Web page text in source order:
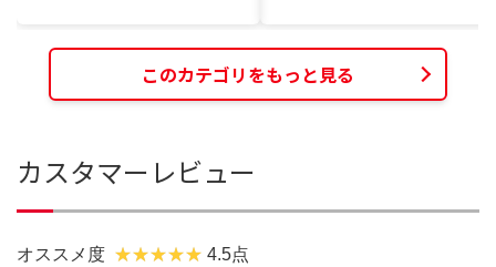
このカテゴリをもっと見る
カスタマーレビュー
オススメ度 4.5点